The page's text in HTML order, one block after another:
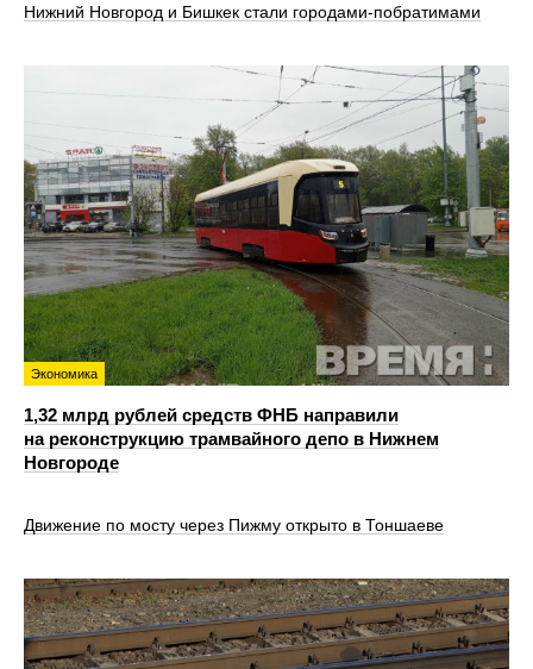
Нижний Новгород и Бишкек стали городами-побратимами
Экономика
1,32 млрд рублей средств ФНБ направили
на реконструкцию трамвайного депо в Нижнем
Новгороде
Движение по мосту через Пижму открыто в Тоншаеве